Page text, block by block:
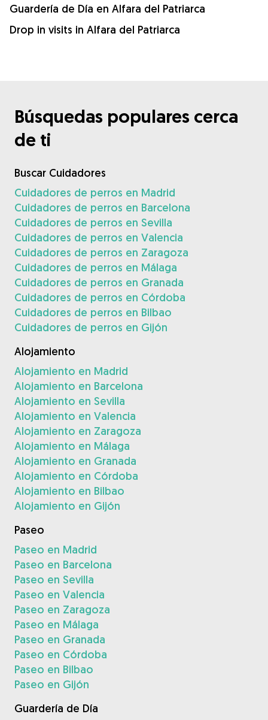
Guardería de Día en Alfara del Patriarca
Drop in visits in Alfara del Patriarca
Búsquedas populares cerca
de ti
Buscar Cuidadores
Cuidadores de perros en Madrid
Cuidadores de perros en Barcelona
Cuidadores de perros en Sevilla
Cuidadores de perros en Valencia
Cuidadores de perros en Zaragoza
Cuidadores de perros en Málaga
Cuidadores de perros en Granada
Cuidadores de perros en Córdoba
Cuidadores de perros en Bilbao
Cuidadores de perros en Gijón
Alojamiento
Alojamiento en Madrid
Alojamiento en Barcelona
Alojamiento en Sevilla
Alojamiento en Valencia
Alojamiento en Zaragoza
Alojamiento en Málaga
Alojamiento en Granada
Alojamiento en Córdoba
Alojamiento en Bilbao
Alojamiento en Gijón
Paseo
Paseo en Madrid
Paseo en Barcelona
Paseo en Sevilla
Paseo en Valencia
Paseo en Zaragoza
Paseo en Málaga
Paseo en Granada
Paseo en Córdoba
Paseo en Bilbao
Paseo en Gijón
Guardería de Día